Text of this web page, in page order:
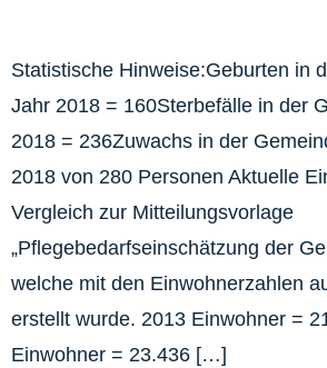
Statistische Hinweise:Geburten in
Jahr 2018 = 160Sterbefälle in der
2018 = 236Zuwachs in der
2018 von 280 Personen Aktuelle
Vergleich zur Mitteilungsvorlage
„Pflegebedarfseinschätzung der
welche mit den Einwohnerzahlen
erstellt wurde. 2013 Einwohner =
Einwohner = 23.436 […]